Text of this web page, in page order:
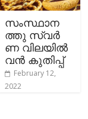
സം​സ്ഥാ​ന​
ത്തു സ്വ​ര്‍​
ണ വി​ല​യി​ല്‍
വ​ന്‍ കു​തി​പ്പ്
February 12,
2022